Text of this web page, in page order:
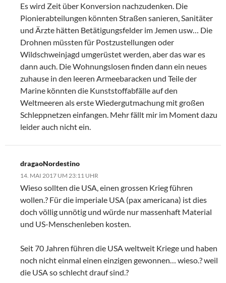
Es wird Zeit über Konversion nachzudenken. Die
Pionierabteilungen könnten Straßen sanieren, Sanitäter
und Ärzte hätten Betätigungsfelder im Jemen usw… Die
Drohnen müssten für Postzustellungen oder
Wildschweinjagd umgerüstet werden, aber das war es
dann auch. Die Wohnungslosen finden dann ein neues
zuhause in den leeren Armeebaracken und Teile der
Marine könnten die Kunststoffabfälle auf den
Weltmeeren als erste Wiedergutmachung mit großen
Schleppnetzen einfangen. Mehr fällt mir im Moment dazu
leider auch nicht ein.
dragaoNordestino
14. MAI 2017 UM 23:11 UHR
Wieso sollten die USA, einen grossen Krieg führen
wollen.? Für die imperiale USA (pax americana) ist dies
doch völlig unnötig und würde nur massenhaft Material
und US-Menschenleben kosten.
Seit 70 Jahren führen die USA weltweit Kriege und haben
noch nicht einmal einen einzigen gewonnen… wieso.? weil
die USA so schlecht drauf sind.?